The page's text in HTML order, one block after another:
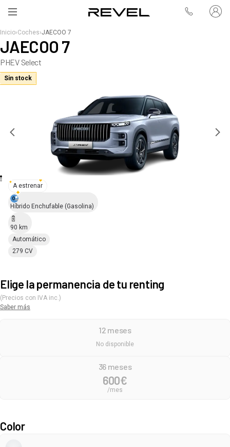
Inicio›Coches›JAECOO 7
JAECOO 7
PHEV Select
Sin stock
A estrenar
Híbrido Enchufable (Gasolina)
90 km
Automático
279 CV
Elige la permanencia de tu renting
(Precios con IVA inc.)
Saber más
12 meses
No disponible
36 meses
600€
/mes
Color